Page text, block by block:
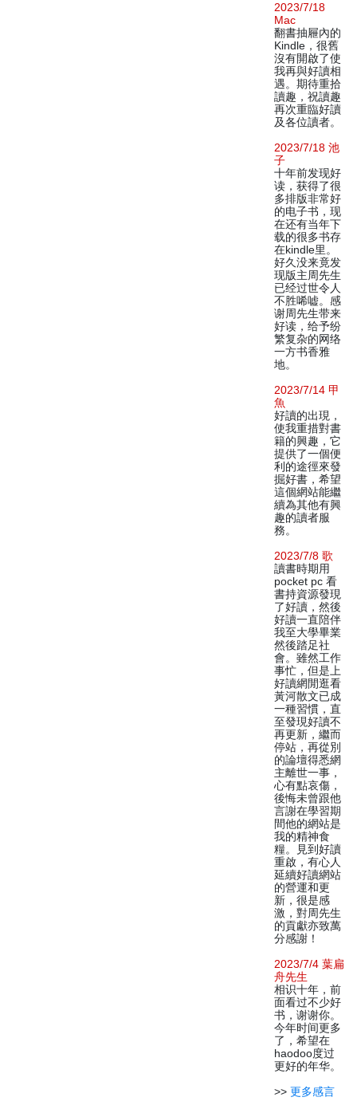
2023/7/18
Mac
翻書抽屜內的
Kindle，很舊
沒有開啟了使
我再與好讀相
遇。期待重拾
讀趣，祝讀趣
再次重臨好讀
及各位讀者。
2023/7/18 池
子
十年前发现好
读，获得了很
多排版非常好
的电子书，现
在还有当年下
载的很多书存
在kindle里。
好久没来竟发
现版主周先生
已经过世令人
不胜唏嘘。感
谢周先生带来
好读，给予纷
繁复杂的网络
一方书香雅
地。
2023/7/14 甲
魚
好讀的出現，
使我重措對書
籍的興趣，它
提供了一個便
利的途徑來發
掘好書，希望
這個網站能繼
續為其他有興
趣的讀者服
務。
2023/7/8 歌
讀書時期用
pocket pc 看
書持資源發現
了好讀，然後
好讀一直陪伴
我至大學畢業
然後踏足社
會。雖然工作
事忙，但是上
好讀網閒逛看
黃河散文已成
一種習慣，直
至發現好讀不
再更新，繼而
停站，再從別
的論壇得悉網
主離世一事，
心有點哀傷，
後悔未曾跟他
言謝在學習期
間他的網站是
我的精神食
糧。見到好讀
重啟，有心人
延續好讀網站
的營運和更
新，很是感
激，對周先生
的貢獻亦致萬
分感謝！
2023/7/4 葉扁
舟先生
相识十年，前
面看过不少好
书，谢谢你。
今年时间更多
了，希望在
haodoo度过
更好的年华。
>> 更多感言